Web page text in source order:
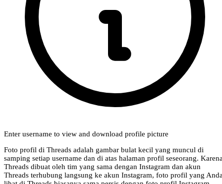
Enter username to view and download profile picture
Foto profil di Threads adalah gambar bulat kecil yang muncul di
samping setiap username dan di atas halaman profil seseorang.
Threads dibuat oleh tim yang sama dengan Instagram dan akun
Threads terhubung langsung ke akun Instagram, foto profil yang